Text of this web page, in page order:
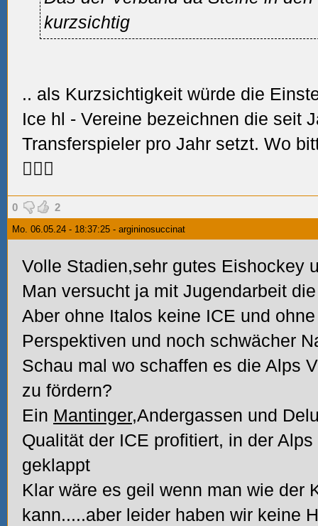
kurzsichtig
.. als Kurzsichtigkeit würde die
Ice hl - Vereine bezeichnen die seit
Transferspieler pro Jahr setzt. Wo
🤷🏼‍♂️
0 2
Mo. 06.05.24 - 18:37:25 - argininosuccinat
Volle Stadien,sehr gutes Eishockey
Man versucht ja mit Jugendarbeit
Aber ohne Italos keine ICE und
Perspektiven und noch schwächer
Schau mal wo schaffen es die Alps
zu fördern?
Ein Mantinger,Andergassen und
Qualität der ICE profitiert, in der
geklappt
Klar wäre es geil wenn man wie der
kann.....aber leider haben wir keine